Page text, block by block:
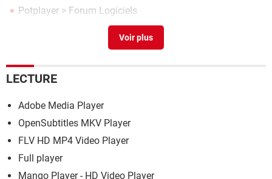
Potplayer > Forum Logiciels
Forum Bugs et suggestions
LECTURE
Adobe Media Player
OpenSubtitles MKV Player
FLV HD MP4 Video Player
Full player
Mango Player - HD Video Player